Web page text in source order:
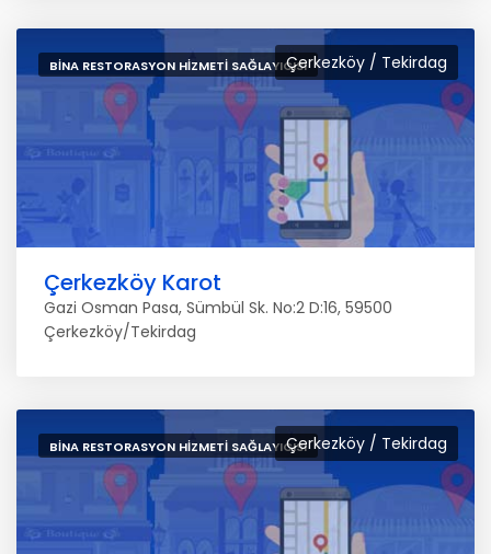
Çerkezköy / Tekirdag
BINA RESTORASYON HIZMETI SAĞLAYICISI
Çerkezköy Karot
Gazi Osman Pasa, Sümbül Sk. No:2 D:16, 59500
Çerkezköy/Tekirdag
Çerkezköy / Tekirdag
BINA RESTORASYON HIZMETI SAĞLAYICISI